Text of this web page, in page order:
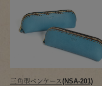
三角型ペンケース(NSA-201)